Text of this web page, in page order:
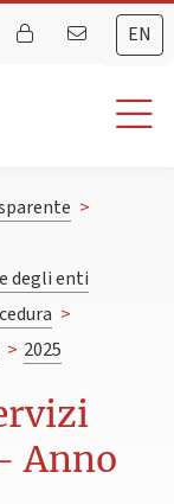
EN
>
degli enti
>
> 2025
Anno